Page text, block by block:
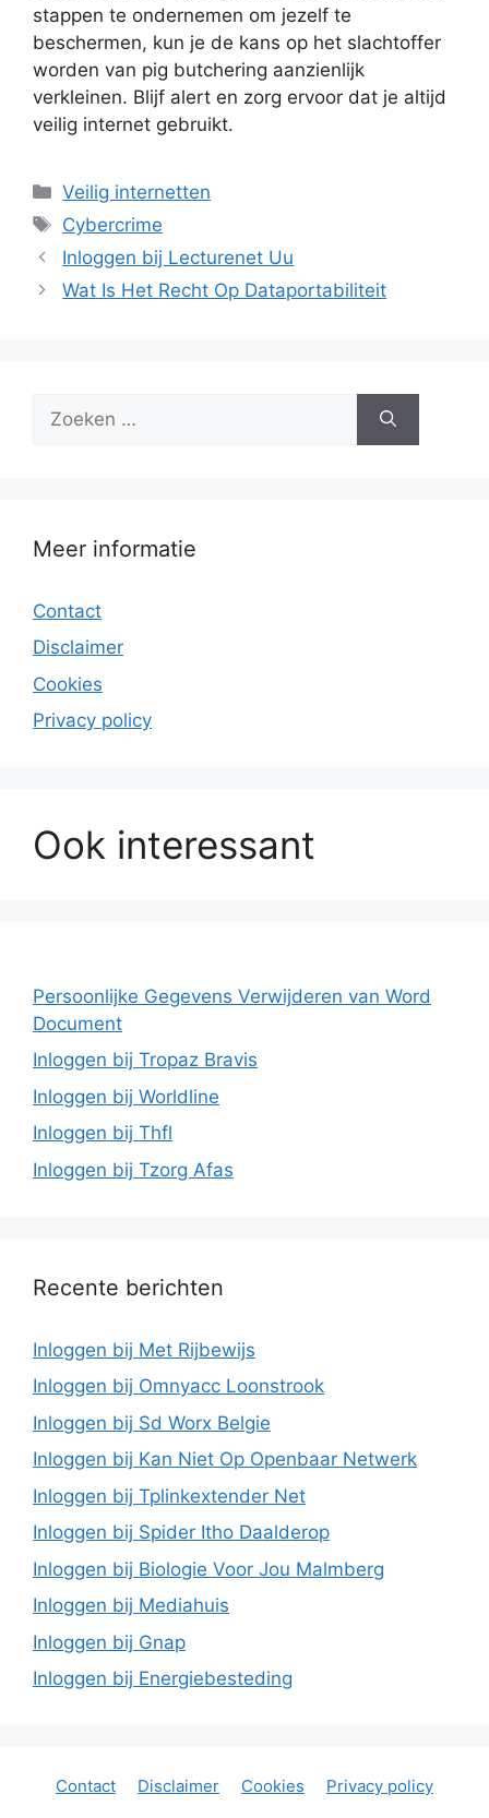
stappen te ondernemen om jezelf te
beschermen, kun je de kans op het slachtoffer
worden van pig butchering aanzienlijk
verkleinen. Blijf alert en zorg ervoor dat je altijd
veilig internet gebruikt.
Categorieën
Veilig internetten
Tags
Cybercrime
Inloggen bij Lecturenet Uu
Wat Is Het Recht Op Dataportabiliteit
naar:
Meer informatie
Contact
Disclaimer
Cookies
Privacy policy
Ook interessant
Persoonlijke Gegevens Verwijderen van Word
Document
Inloggen bij Tropaz Bravis
Inloggen bij Worldline
Inloggen bij Thfl
Inloggen bij Tzorg Afas
Recente berichten
Inloggen bij Met Rijbewijs
Inloggen bij Omnyacc Loonstrook
Inloggen bij Sd Worx Belgie
Inloggen bij Kan Niet Op Openbaar Netwerk
Inloggen bij Tplinkextender Net
Inloggen bij Spider Itho Daalderop
Inloggen bij Biologie Voor Jou Malmberg
Inloggen bij Mediahuis
Inloggen bij Gnap
Inloggen bij Energiebesteding
Contact Disclaimer Cookies
Privacy policy